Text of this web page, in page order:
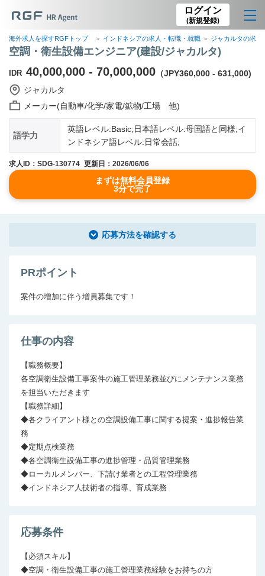
ログイン
(新規登録)
海外求人を探すRGFトップ インドネシアの求人・転職・就職 ジャカルタの求人
空調・衛生設備エンジニア(建設/ジャカルタ)
IDR 40,000,000 - 70,000,000 （JPY360,000 - 631,000)
ジャカルタ
メーカー(自動車/化学/家電/鉱物/工場 他)
語学力
英語レベル:Basic;日本語レベル:母国語と同様;イ
ンドネシア語レベル:日常会話;
求人ID：SDG-130774 更新日：2026/06/06
まずは無料会員登録
3分で完了
応募方法を確認する
PRポイント
案件の増加に伴う増員募集です！
仕事の内容
【職務概要】
各空調衛生設備工事案件の施工管理業務並びにメンテナンス業務
を担当いただきます
【職務詳細】
◆各クライアント様との空調設備工事に関する提案・進捗報告業
務
◆定期点検業務
◆各空調衛生設備工事の進捗管理・品質管理業務
◆ローカルメンバー、下請け業者との工程管理業務
◆インドネシア人技術者の指導、育成業務
応募条件
【必須スキル】
◆空調・衛生設備工事の施工管理業務経験をお持ちの方